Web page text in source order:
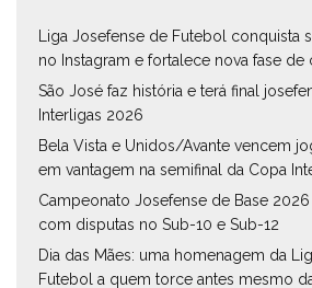
Liga Josefense de Futebol conquista
no Instagram e fortalece nova fase de
São José faz história e terá final
Interligas 2026
Bela Vista e Unidos/Avante vencem
em vantagem na semifinal da Copa
Campeonato Josefense de Base
com disputas no Sub-10 e Sub-12
Dia das Mães: uma homenagem da
Futebol a quem torce antes mesmo